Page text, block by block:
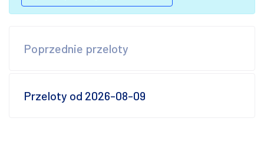
Poprzednie przeloty
Przeloty od 2026-08-09